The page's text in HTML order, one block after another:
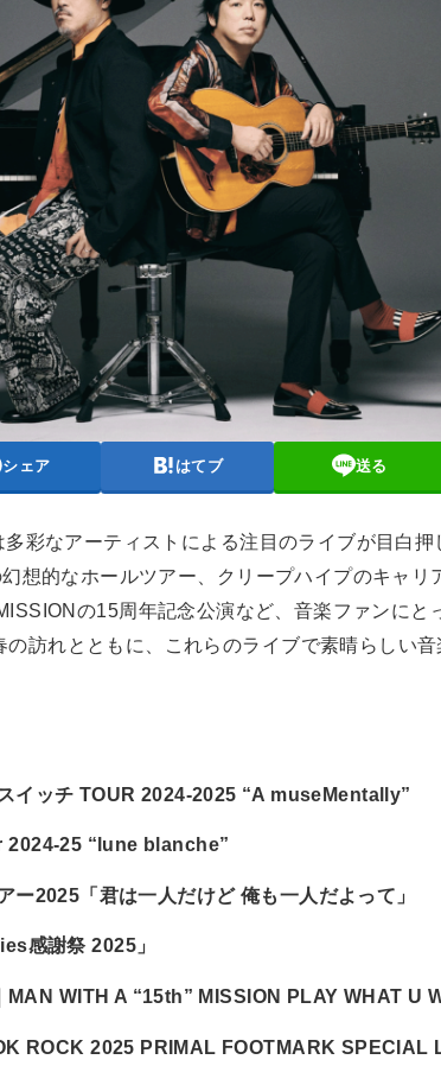
シェア はてブ 送る
彩なアーティストによる注目のライブが目白押
想的なホールツアー、クリープハイプのキャリ
の15周年記念公演など、音楽ファンにと
訪れとともに、これらのライブで素晴らしい
イッチ TOUR 2024-2025 “A museMentally”
25 “lune blanche”
ー2025「君は一人だけど 俺も一人だよって」
感謝祭 2025」
MAN WITH A “15th” MISSION PLAY WHAT U
ROCK 2025 PRIMAL FOOTMARK SPECIAL